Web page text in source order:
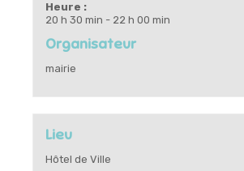
Heure :
20 h 30 min - 22 h 00 min
Organisateur
mairie
Lieu
Hôtel de Ville